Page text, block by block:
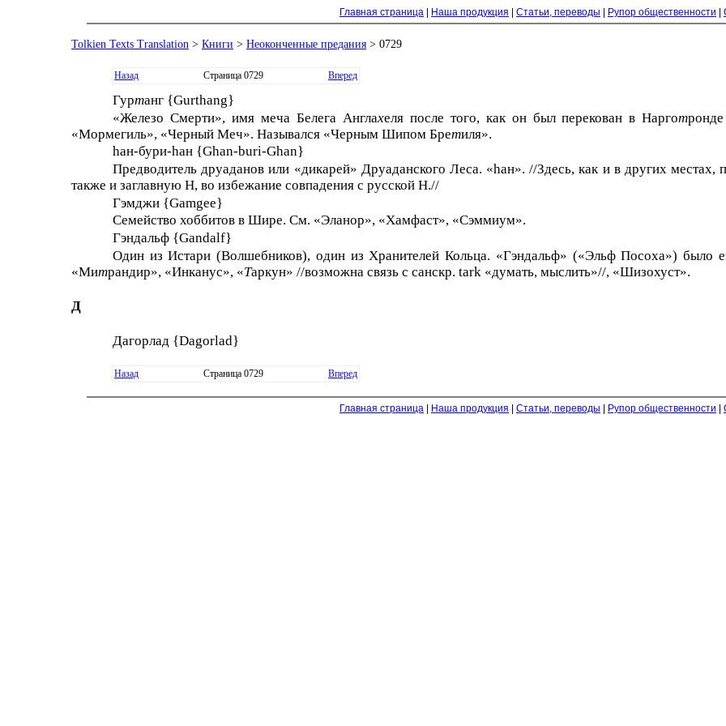
Главная страница Наша продукция Статьи, переводы Рупор общественности
Tolkien Texts Translation > Книги > Неоконченные предания > 0729
Назад Страница 0729 Вперед
Гуртанг {Gurthang}
«Железо Смерти», имя меча Белега Англахеля после того, как он был перекован в Наргот
«Мормегиль», «Черный Меч». Назывался «Черным Шипом Бретиля».
haн-бури-haн {Ghan-buri-Ghan}
Предводитель дрyаданов или «дикарей» Дрyаданского Леса. «haн». //Здесь, как и в других
также и заглавную H, во избежание совпадения с русской Н.//
Гэмджи {Gamgee}
Семейство хоббитов в Шире. См. «Эланор», «Хамфаст», «Сэммиум».
Гэндальф {Gandalf}
Один из Истари (Волшебников), один из Хранителей Кольца. «Гэндальф» («Эльф Посоха») было
«Митрандир», «Инкaнус», «Таркyн» //возможна связь с санскр. tark «думать, мыслить»//, «Шизохуст».
Д
Дагорлад {Dagorlad}
Назад Страница 0729 Вперед
Главная страница Наша продукция Статьи, переводы Рупор общественности